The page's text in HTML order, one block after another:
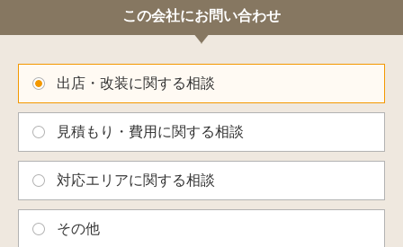
この会社にお問い合わせ
出店・改装に関する相談
見積もり・費用に関する相談
対応エリアに関する相談
その他